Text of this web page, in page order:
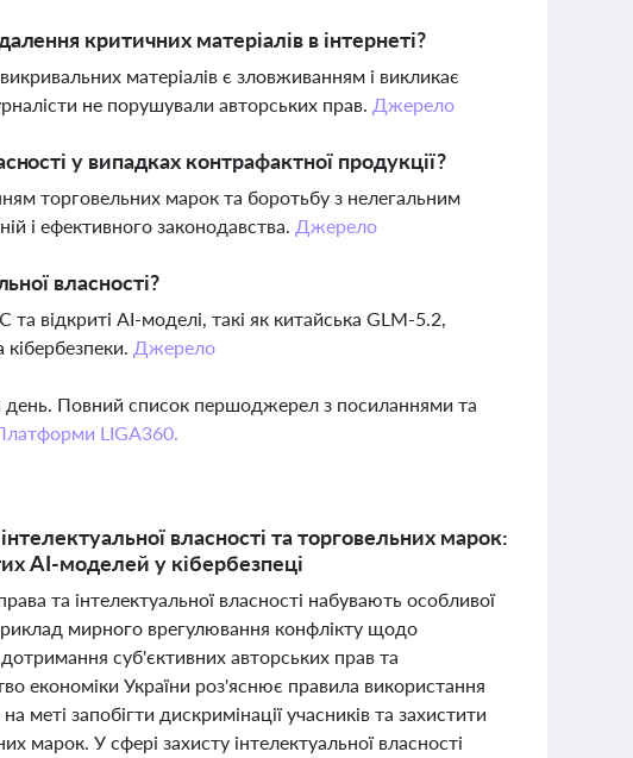
критичних матеріалів в інтернеті?
матеріалів є зловживанням і викликає
не порушували авторських прав. Джерело
у випадках контрафактної продукції?
торговельних марок та боротьбу з нелегальним
і ефективного законодавства. Джерело
власності?
відкриті AI-моделі, такі як китайська GLM-5.2,
Джерело
день. Повний список першоджерел з посиланнями та
Платформи LIGA360.
власності та торговельних марок:
AI-моделей у кібербезпеці
та інтелектуальної власності набувають особливої
мирного врегулювання конфлікту щодо
суб'єктивних авторських прав та
економіки України роз'яснює правила використання
меті запобігти дискримінації учасників та захистити
марок. У сфері захисту інтелектуальної власності